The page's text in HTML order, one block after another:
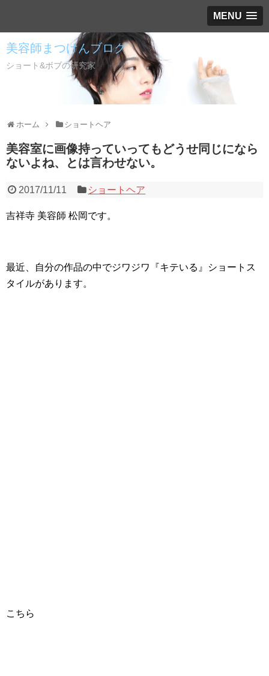
MENU
美容師まつけんブログ
ショート&ボブの研究家
ホーム ショートヘア
美容室に画像持っていってもどうせ同じになら
ないよね、とは言わせない。
2017/11/11 ショートヘア
吉祥寺 美容師 松岡です。
最近、自分の作品の中でジワジワ『キテいる』ショートス
タイルがあります。
こちら